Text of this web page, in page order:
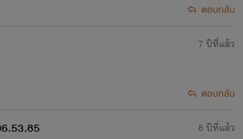
ตอบกลับ
7 ปีที่แล้ว
ตอบกลับ
8 ปีที่แล้ว